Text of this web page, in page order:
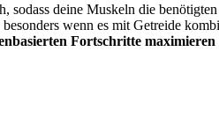
sodass deine Muskeln die
wenn es mit Getreide
Fortschritte maximieren